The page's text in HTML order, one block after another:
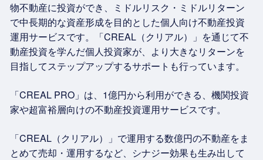
物不動産に投資ができ、ミドルリスク・ミドルリターン
で中長期的な資産形成を目的とした個人向け不動産投資
運用サービスです。「CREAL（クリアル）」を通じて不
動産投資を学んだ個人投資家が、より大きなリターンを
目指してステップアップするサポートも行っています。
「CREAL PRO」は、1億円から利用ができる、機関投資
家や超富裕層向けの不動産投資運用サービスです。
「CREAL（クリアル）」で運用する数億円の不動産をま
とめて売却・運用するなど、シナジー効果も生み出して